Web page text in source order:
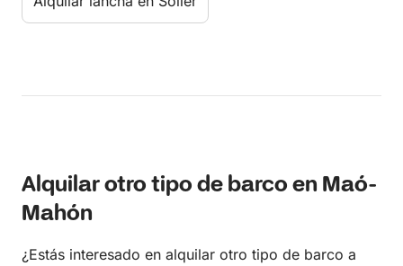
Alquilar otro tipo de barco en Maó-
Mahón
¿Estás interesado en alquilar otro tipo de barco a